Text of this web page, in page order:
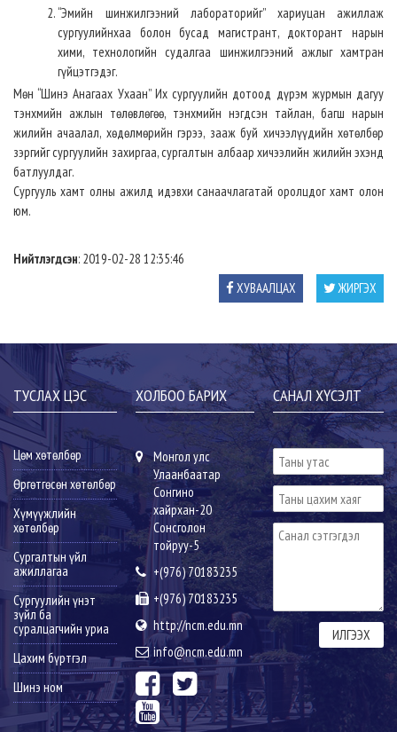
“Эмийн шинжилгээний лабораторийг” хариуцан ажиллаж
сургуулийнхаа болон бусад магистрант, докторант нарын
хими, технологийн судалгаа шинжилгээний ажлыг хамтран
гүйцэтгэдэг.
Мөн “Шинэ Анагаах Ухаан” Их сургуулийн дотоод дүрэм журмын дагуу
тэнхмийн ажлын төлөвлөгөө, тэнхмийн нэгдсэн тайлан, багш нарын
жилийн ачаалал, хөдөлмөрийн гэрээ, зааж буй хичээлүүдийн хөтөлбөр
зэргийг сургуулийн захиргаа, сургалтын албаар хичээлийн жилийн эхэнд
батлуулдаг.
Сургууль хамт олны ажилд идэвхи санаачлагатай оролцдог хамт олон
юм.
Нийтлэгдсэн: 2019-02-28 12:35:46
ХУВААЛЦАХ
ЖИРГЭХ
ТУСЛАХ ЦЭС
Цөм хөтөлбөр
Өргөтгөсөн хөтөлбөр
Хүмүүжлийн
хөтөлбөр
Сургалтын үйл
ажиллагаа
Сургуулийн үнэт
зүйл ба
суралцагчийн уриа
Цахим бүртгэл
Шинэ ном
ХОЛБОО БАРИХ
Монгол улс
Улаанбаатар
Сонгино
хайрхан-20
Сонсголон
тойруу-5
+(976) 70183235
+(976) 70183235
http://ncm.edu.mn
info@ncm.edu.mn
САНАЛ ХҮСЭЛТ